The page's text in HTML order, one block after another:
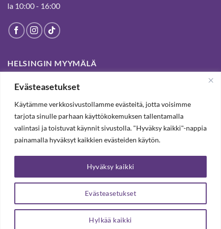
Evästeasetukset
Käytämme verkkosivustollamme evästeitä, jotta voisimme
tarjota sinulle parhaan käyttökokemuksen tallentamalla
valintasi ja toistuvat käynnit sivustolla. "Hyväksy kaikki"-nappia
painamalla hyväksyt kaikkien evästeiden käytön.
Evästeasetukset
Hylkää kaikki
Hyväksy kaikki
la 10:00 - 16:00
HELSINGIN MYYMÄLÄ
Suljettu pysyvästi 19.7.2025 alkaen
SUBSCRIBE OUR NEWSLETTER TO RECEIVE 20%
DISCOUNT.
SUBSCRIBE OUR NEWSLETTER
Copyright 2026 ©